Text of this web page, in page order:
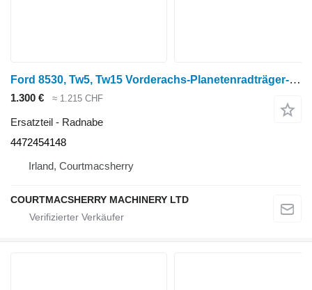
Ford 8530, Tw5, Tw15 Vorderachs-Planetenradträger-Baugruppe 44723 4472454148 Radnabe für Ford 8530 Radtraktor
1.300 € ≈ 1.215 CHF
Ersatzteil - Radnabe
4472454148
Irland, Courtmacsherry
COURTMACSHERRY MACHINERY LTD